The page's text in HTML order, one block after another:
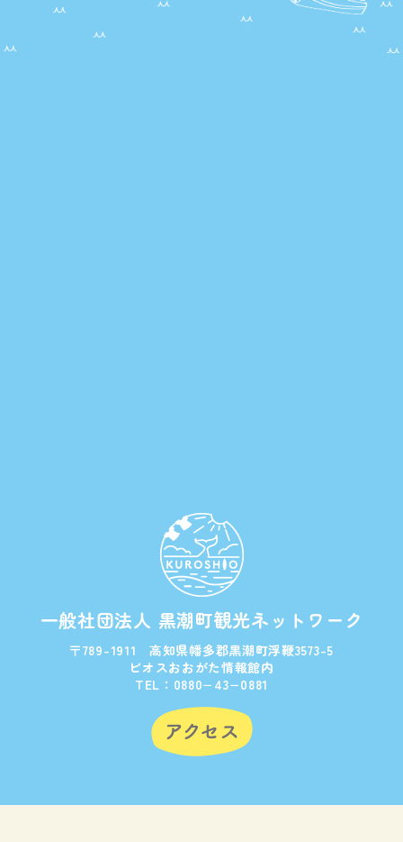
一般社団法人 黒潮町観光ネットワーク
〒789-1911 高知県幡多郡黒潮町浮鞭3573-5
ビオスおおがた情報館内
TEL：0880−43−0881